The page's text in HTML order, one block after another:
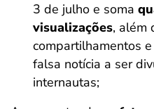
3 de julho e soma
visualizações, além
compartilhamentos
falsa notícia a ser
internautas;